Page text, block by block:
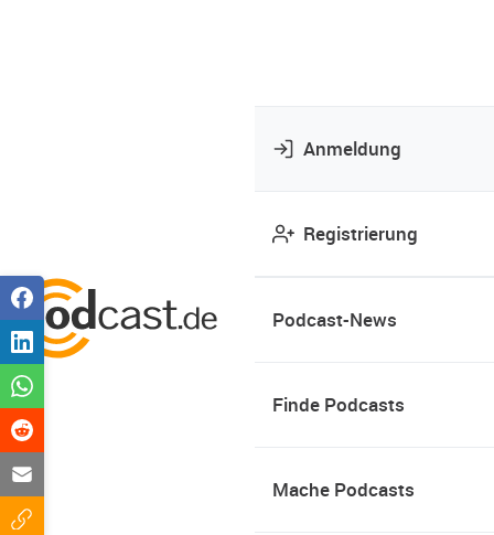
Anmeldung
Registrierung
Podcast-News
Finde Podcasts
Mache Podcasts